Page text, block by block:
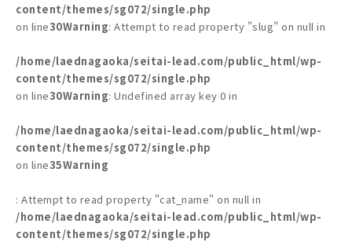
content/themes/sg072/single.php
on line30Warning: Attempt to read property "slug" on null in
/home/laednagaoka/seitai-lead.com/public_html/wp-
content/themes/sg072/single.php
on line30Warning: Undefined array key 0 in
/home/laednagaoka/seitai-lead.com/public_html/wp-
content/themes/sg072/single.php
on line35Warning
: Attempt to read property "cat_name" on null in
/home/laednagaoka/seitai-lead.com/public_html/wp-
content/themes/sg072/single.php